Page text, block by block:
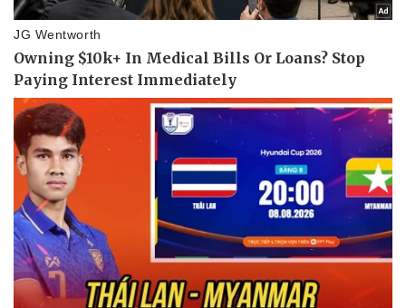
Dinh dưỡng - món ngon
Cây thuốc
Sản phụ khoa
Nhi khoa
Nam khoa
Làm đẹp - giảm cân
Phòng mạch online
Ăn sạch sống khỏe
Nhà đẹp
Blog